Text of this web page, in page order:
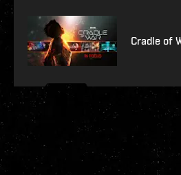
Cradle of